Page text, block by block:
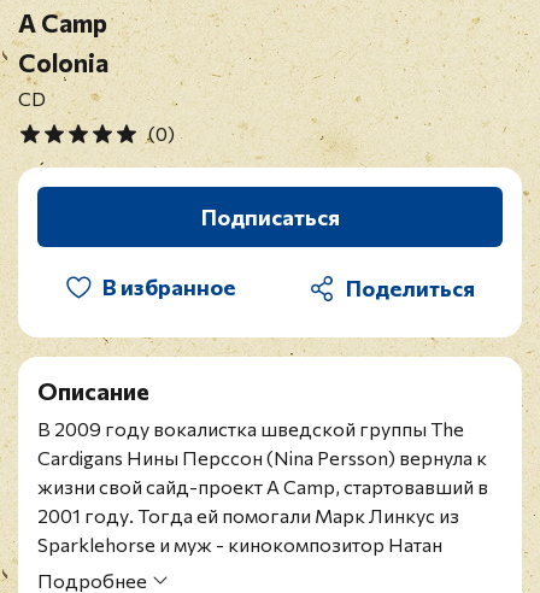
A Camp
Colonia
CD
(0)
Подписаться
В избранное
Описание
В 2009 году вокалистка шведской группы The
Cardigans Нины Перссон (Nina Persson) вернула к
жизни свой сайд-проект A Camp, стартовавший в
2001 году. Тогда ей помогали Марк Линкус из
Sparklehorse и муж - кинокомпозитор Натан
Ларсон. Теперь к компании примкнули Джоан
Подробнее